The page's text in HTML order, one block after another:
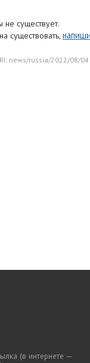
существует.
существовать,
news/russia/2022/08/04
(в интернете —